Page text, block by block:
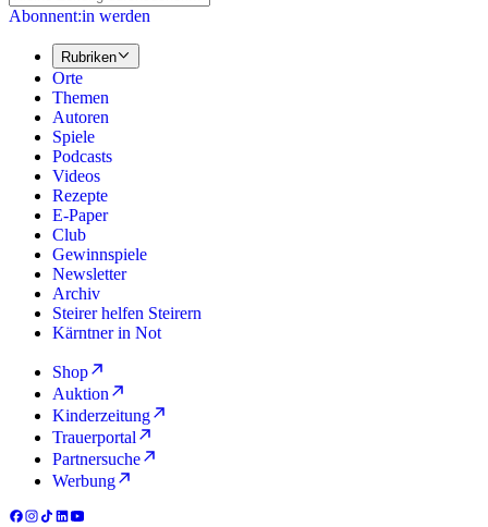
Abonnent:in werden
Rubriken
Orte
Themen
Autoren
Spiele
Podcasts
Videos
Rezepte
E-Paper
Club
Gewinnspiele
Newsletter
Archiv
Steirer helfen Steirern
Kärntner in Not
Shop
Auktion
Kinderzeitung
Trauerportal
Partnersuche
Werbung